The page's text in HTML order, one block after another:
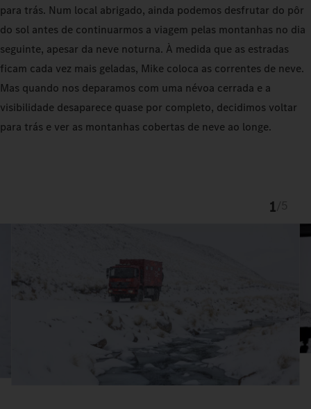
para trás. Num local abrigado, ainda podemos desfrutar do pôr
do sol antes de continuarmos a viagem pelas montanhas no dia
seguinte, apesar da neve noturna. À medida que as estradas
ficam cada vez mais geladas, Mike coloca as correntes de neve.
Mas quando nos deparamos com uma névoa cerrada e a
visibilidade desaparece quase por completo, decidimos voltar
para trás e ver as montanhas cobertas de neve ao longe.
1